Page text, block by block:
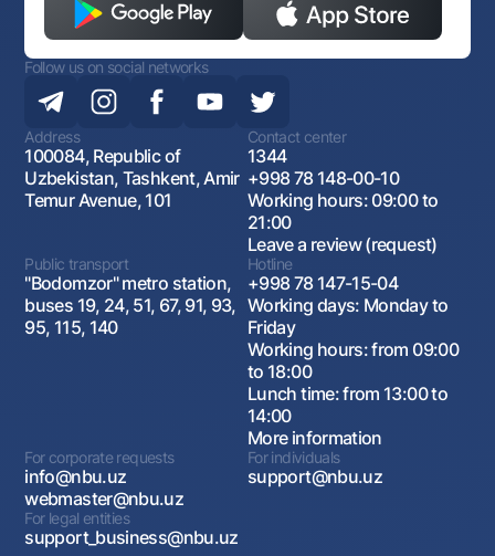
Follow us on social networks
Address
100084, Republic of
Uzbekistan, Tashkent, Amir
Temur Avenue, 101
Contact center
1344
+998 78 148-00-10
Working hours: 09:00 to
21:00
Leave a review (request)
Public transport
"Bodomzor" metro station,
buses 19, 24, 51, 67, 91, 93,
95, 115, 140
Hotline
+998 78 147-15-04
Working days: Monday to
Friday
Working hours: from 09:00
to 18:00
Lunch time: from 13:00 to
14:00
More information
For corporate requests
info@nbu.uz
webmaster@nbu.uz
For individuals
support@nbu.uz
For legal entities
support_business@nbu.uz